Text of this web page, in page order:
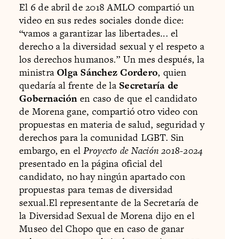
El 6 de abril de 2018 AMLO compartió un
video en sus redes sociales donde dice:
“vamos a garantizar las libertades... el
derecho a la diversidad sexual y el respeto a
los derechos humanos.” Un mes después, la
ministraOlga Sánchez Cordero, quien
quedaría al frente de la Secretaría de
Gobernaciónen caso de que el candidato
de Morena gane, compartió otro video con
propuestas en materia de salud, seguridad y
derechos para la comunidad LGBT. Sin
embargo, en el Proyecto de Nación 2018-2024
presentado en la página oficial del
candidato, no hay ningún apartado con
propuestas para temas de diversidad
sexual.El representante de la Secretaría de
la Diversidad Sexual de Morena dijo en el
Museo del Chopo que en caso de ganar